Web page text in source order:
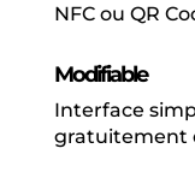
NFC ou QR
Modifiable
Interface
gratuitement